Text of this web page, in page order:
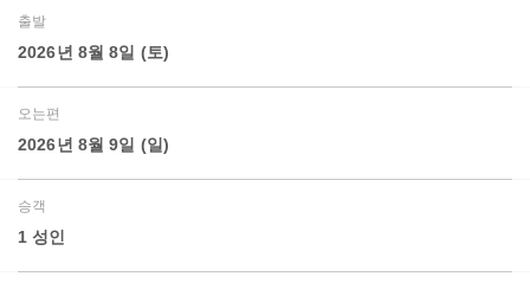
출발
2026년 8월 8일 (토)
오는편
2026년 8월 9일 (일)
승객
1 성인